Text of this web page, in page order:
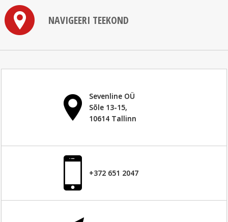
NAVIGEERI TEEKOND
Sevenline OÜ
Sõle 13-15,
10614 Tallinn
+372 651 2047